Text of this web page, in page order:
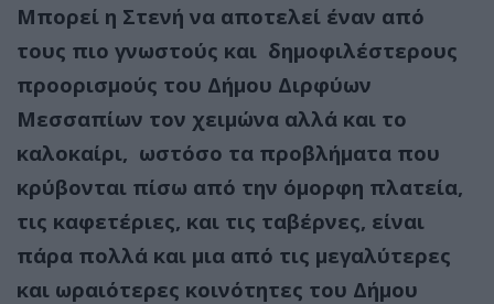
Μπορεί η Στενή να αποτελεί έναν από
τους πιο γνωστούς και δημοφιλέστερους
προορισμούς του Δήμου Διρφύων
Μεσσαπίων τον χειμώνα αλλά και το
καλοκαίρι, ωστόσο τα προβλήματα που
κρύβονται πίσω από την όμορφη πλατεία,
τις καφετέριες, και τις ταβέρνες, είναι
πάρα πολλά και μια από τις μεγαλύτερες
και ωραιότερες κοινότητες του Δήμου